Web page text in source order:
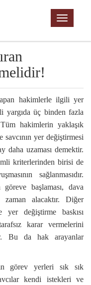
hakimlerle ilgili yer
yargıda üç binden fazla
hakimlerin yaklaşık
savcının yer değiştirmesi
daha uzaması demektir.
kriterlerinden birisi de
sağlanmasıdır.
başlaması, dava
zaman alacaktır. Diğer
değiştirme baskısı
karar vermelerini
Bu da hak arayanlar
görev yerleri sık sık
kendi istekleri ve